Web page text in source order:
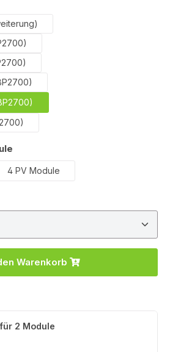
4 PV Module
den gewünschten Wert ein
Warenkorb
2 Module